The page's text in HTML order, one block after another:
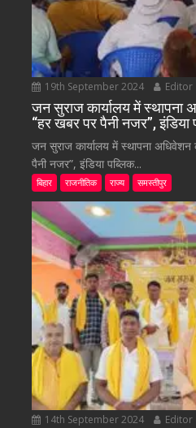
19th September 2024 Editor
जन सुराज कार्यालय में
“हर खबर पर पैनी नजर”,
जन सुराज कार्यालय में स्थापना
पैनी नजर”, इंडिया पब्लिक...
बिहार राजनीतिक राज्य समस्तीपुर
14th September 2024 Editor